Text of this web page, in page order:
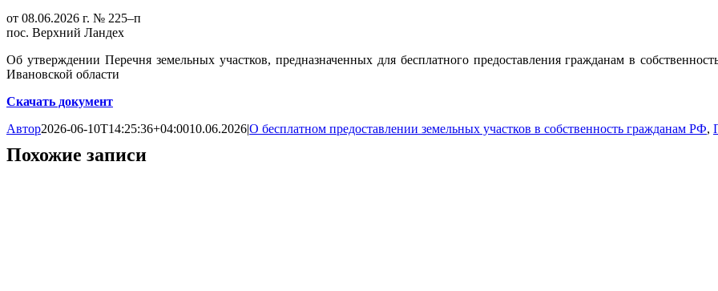
от 08.06.2026 г. № 225–п
пос. Верхний Ландех
Об утверждении Перечня земельных участков, предназначенных для бесплатного предоставления гражданам в
Ивановской области
Скачать документ
Автор2026-06-10T14:25:36+04:0010.06.2026|О бесплатном предоставлении земельных участков в собственность гражданам РФ,
Похожие записи